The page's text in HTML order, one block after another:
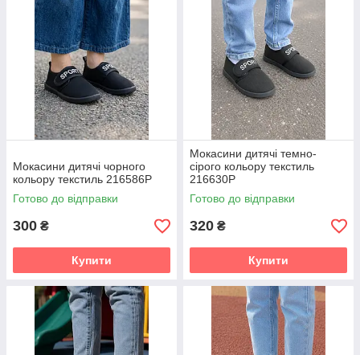
Мокасини дитячі чорного
кольору текстиль 216586P
Готово до відправки
300 ₴
Купити
Мокасини дитячі темно-
сірого кольору текстиль
216630P
Готово до відправки
320 ₴
Купити